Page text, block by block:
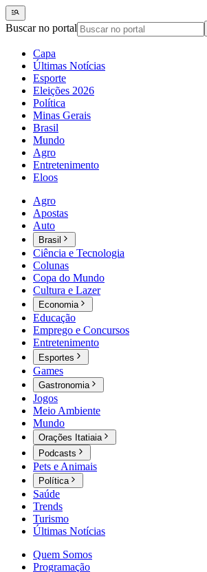
Buscar no portal
Capa
Últimas Notícias
Esporte
Eleições 2026
Política
Minas Gerais
Brasil
Mundo
Agro
Entretenimento
Eloos
Agro
Apostas
Auto
Brasil
Ciência e Tecnologia
Colunas
Copa do Mundo
Cultura e Lazer
Economia
Educação
Emprego e Concursos
Entretenimento
Esportes
Games
Gastronomia
Jogos
Meio Ambiente
Mundo
Orações Itatiaia
Podcasts
Pets e Animais
Política
Saúde
Trends
Turismo
Últimas Notícias
Quem Somos
Programação